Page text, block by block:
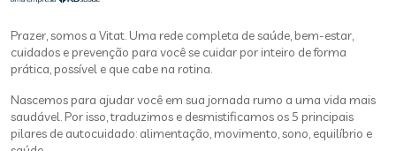
Prazer, somos a Vitat. Uma rede completa de saúde, bem-estar,
cuidados e prevenção para você se cuidar por inteiro de forma
prática, possível e que cabe na rotina.
Nascemos para ajudar você em sua jornada rumo a uma vida mais
saudável. Por isso, traduzimos e desmistificamos os 5 principais
pilares de autocuidado: alimentação, movimento, sono, equilíbrio e